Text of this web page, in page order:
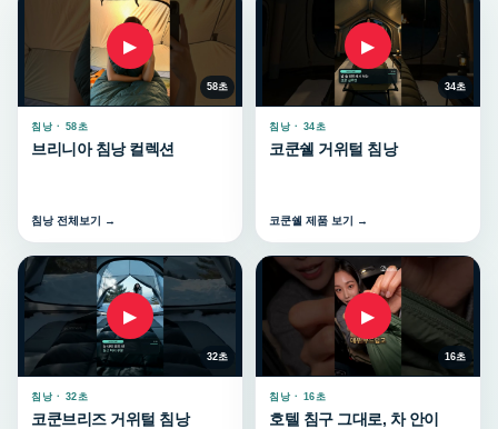
▶
58초
침낭 · 58초
브리니아 침낭 컬렉션
침낭 전체보기 →
▶
34초
침낭 · 34초
코쿤쉘 거위털 침낭
코쿤쉘 제품 보기 →
▶
32초
침낭 · 32초
코쿤브리즈 거위털 침낭
▶
16초
침낭 · 16초
호텔 침구 그대로, 차 안이